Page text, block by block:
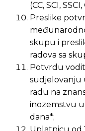
(CC, SCI,
Preslike
skupu i
radova sa
Potvrdu
sudjelovanju
radu na
inozemstvu
dana*;